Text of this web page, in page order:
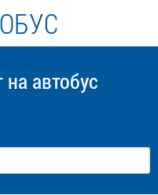
на автобус